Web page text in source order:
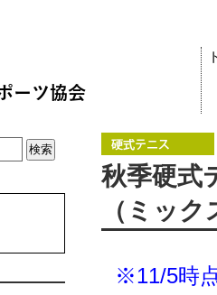
秋季硬式
（ミッ
※11/5時